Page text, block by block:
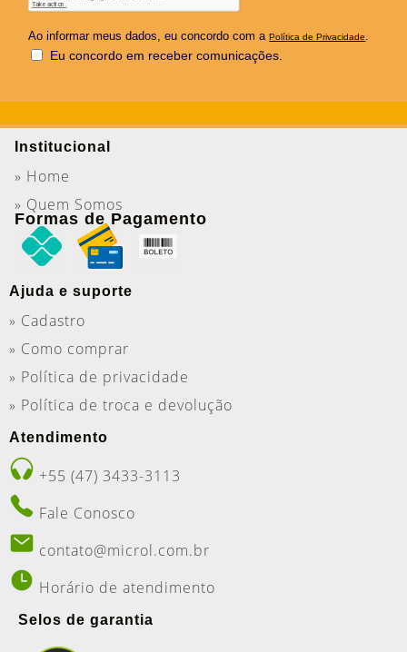
Ao informar meus dados, eu concordo com aPolítica de Privacidade.
Eu concordo em receber comunicações.
Institucional
» Home
» Quem Somos
Formas de Pagamento
Ajuda e suporte
» Cadastro
» Como comprar
» Política de privacidade
» Política de troca e devolução
Atendimento
+55 (47) 3433-3113
Fale Conosco
contato@microl.com.br
Horário de atendimento
Selos de garantia